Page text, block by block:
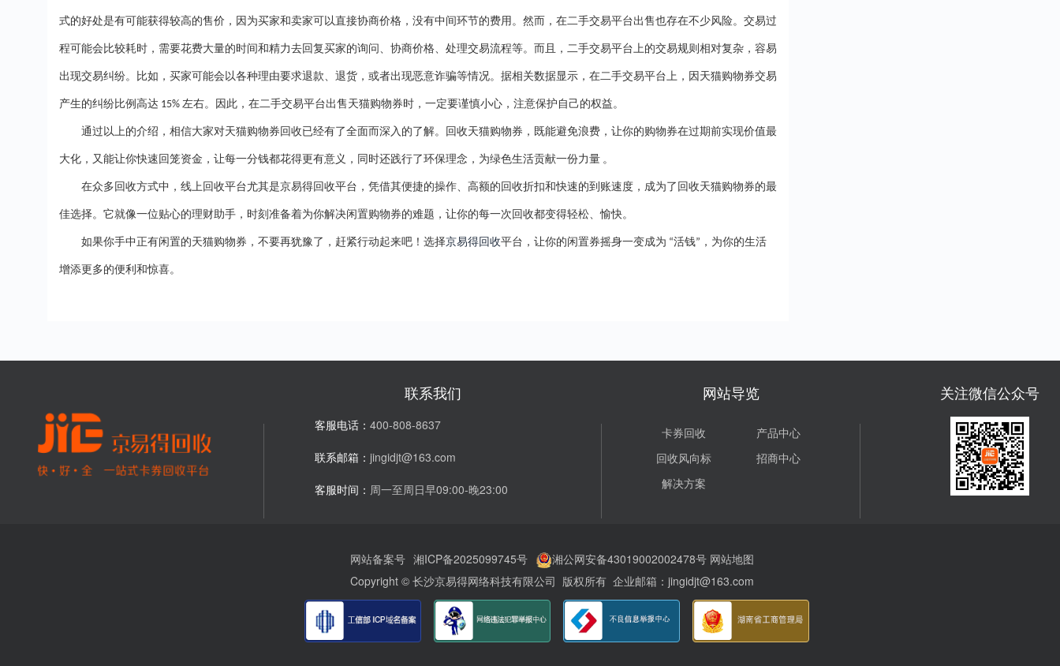
式的好处是有可能获得较高的售价，因为买家和卖家可以直接协商价格，没有中间环节的费用。然而，在二手交易平台出售也存在不少风险。交易过
程可能会比较耗时，需要花费大量的时间和精力去回复买家的询问、协商价格、处理交易流程等。而且，二手交易平台上的交易规则相对复杂，容易
出现交易纠纷。比如，买家可能会以各种理由要求退款、退货，或者出现恶意诈骗等情况。据相关数据显示，在二手交易平台上，因天猫购物券交易
产生的纠纷比例高达 15% 左右。因此，在二手交易平台出售天猫购物券时，一定要谨慎小心，注意保护自己的权益。
通过以上的介绍，相信大家对天猫购物券回收已经有了全面而深入的了解。回收天猫购物券，既能避免浪费，让你的购物券在过期前实现价值最
大化，又能让你快速回笼资金，让每一分钱都花得更有意义，同时还践行了环保理念，为绿色生活贡献一份力量 。
在众多回收方式中，线上回收平台尤其是京易得回收平台，凭借其便捷的操作、高额的回收折扣和快速的到账速度，成为了回收天猫购物券的最
佳选择。它就像一位贴心的理财助手，时刻准备着为你解决闲置购物券的难题，让你的每一次回收都变得轻松、愉快。
如果你手中正有闲置的天猫购物券，不要再犹豫了，赶紧行动起来吧！选择京易得回收平台，让你的闲置券摇身一变成为 “活钱” ，为你的生活
增添更多的便利和惊喜。
联系我们
客服电话： 400-808-8637
联系邮箱： jingidjt@163.com
客服时间： 周一至周日早09:00-晚23:00
网站导览
卡券回收
产品中心
回收风向标
招商中心
解决方案
关注微信公众号
网站备案号 湘ICP备2025099745号 湘公网安备43019002002478号 网站地图
Copyright © 长沙京易得网络科技有限公司 版权所有 企业邮箱：jingidjt@163.com